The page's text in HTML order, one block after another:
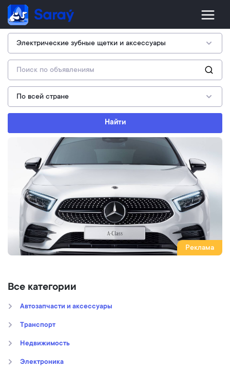
Найти
Реклама
Все категории
Автозапчасти и аксессуары
Транспорт
Недвижимость
Электроника